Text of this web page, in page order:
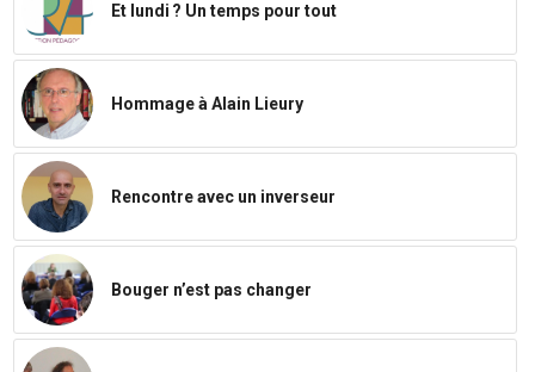
Et lundi ? Un temps pour tout
Hommage à Alain Lieury
Rencontre avec un inverseur
Bouger n’est pas changer